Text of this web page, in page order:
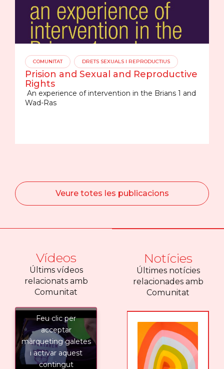
COMUNITAT DRETS SEXUALS I REPRODUCTIUS
Prision and Sexual and Reproductive
Rights
An experience of intervention in the Brians 1 and
Wad-Ras
Veure totes les publicacions
Vídeos
Últims vídeos
relacionats amb
Comunitat
Feu clic per
acceptar
màrqueting galetes
i activar aquest
contingut
Notícies
Últimes notícies
relacionades amb
Comunitat